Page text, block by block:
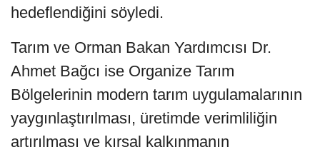
hedeflendiğini söyledi.
Tarım ve Orman Bakan Yardımcısı Dr.
Ahmet Bağcı ise Organize Tarım
Bölgelerinin modern tarım uygulamalarının
yaygınlaştırılması, üretimde verimliliğin
artırılması ve kırsal kalkınmanın